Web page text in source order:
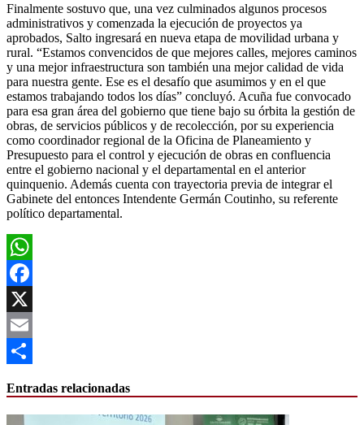
Finalmente sostuvo que, una vez culminados algunos procesos
administrativos y comenzada la ejecución de proyectos ya
aprobados, Salto ingresará en nueva etapa de movilidad urbana y
rural. “Estamos convencidos de que mejores calles, mejores caminos
y una mejor infraestructura son también una mejor calidad de vida
para nuestra gente. Ese es el desafío que asumimos y en el que
estamos trabajando todos los días” concluyó. Acuña fue convocado
para esa gran área del gobierno que tiene bajo su órbita la gestión de
obras, de servicios públicos y de recolección, por su experiencia
como coordinador regional de la Oficina de Planeamiento y
Presupuesto para el control y ejecución de obras en confluencia
entre el gobierno nacional y el departamental en el anterior
quinquenio. Además cuenta con trayectoria previa de integrar el
Gabinete del entonces Intendente Germán Coutinho, su referente
político departamental.
WhatsApp
Facebook
X
Email
Entradas relacionadas